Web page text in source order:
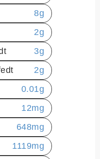
8g
2g
3g
2g
0.01g
12mg
648mg
1119mg